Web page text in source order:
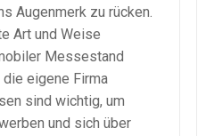
Augenmerk zu rücken.
Art und Weise
Messestand
eigene Firma
sind wichtig, um
und sich über